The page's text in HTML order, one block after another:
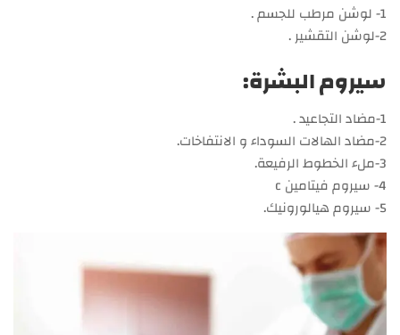
1- لوشن مرطب للجسم .
2-لوشن التقشير .
سيروم البشرة:
1-مضاد التجاعيد .
2-مضاد الهالات السوداء و الانتفاخات.
3-ملء الخطوط الرفيعة.
4- سيروم فيتامين c
5- سيروم هيالورونيك.